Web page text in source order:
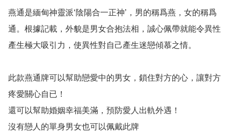
燕通是緬甸神靈派‘陰陽合一正神’，男的稱爲燕，女的稱爲
通。根據記載，外貌是男女合抱法相，誠心佩帶就能令異性
產生極大吸引力，使異性對自己產生迷戀傾慕之情。
此款燕通牌可以幫助戀愛中的男女，鎖住對方的心，讓對方
疼愛關心自已！
還可以幫助婚姻幸福美滿，預防愛人出軌外遇！
沒有戀人的單身男女也可以佩戴此牌